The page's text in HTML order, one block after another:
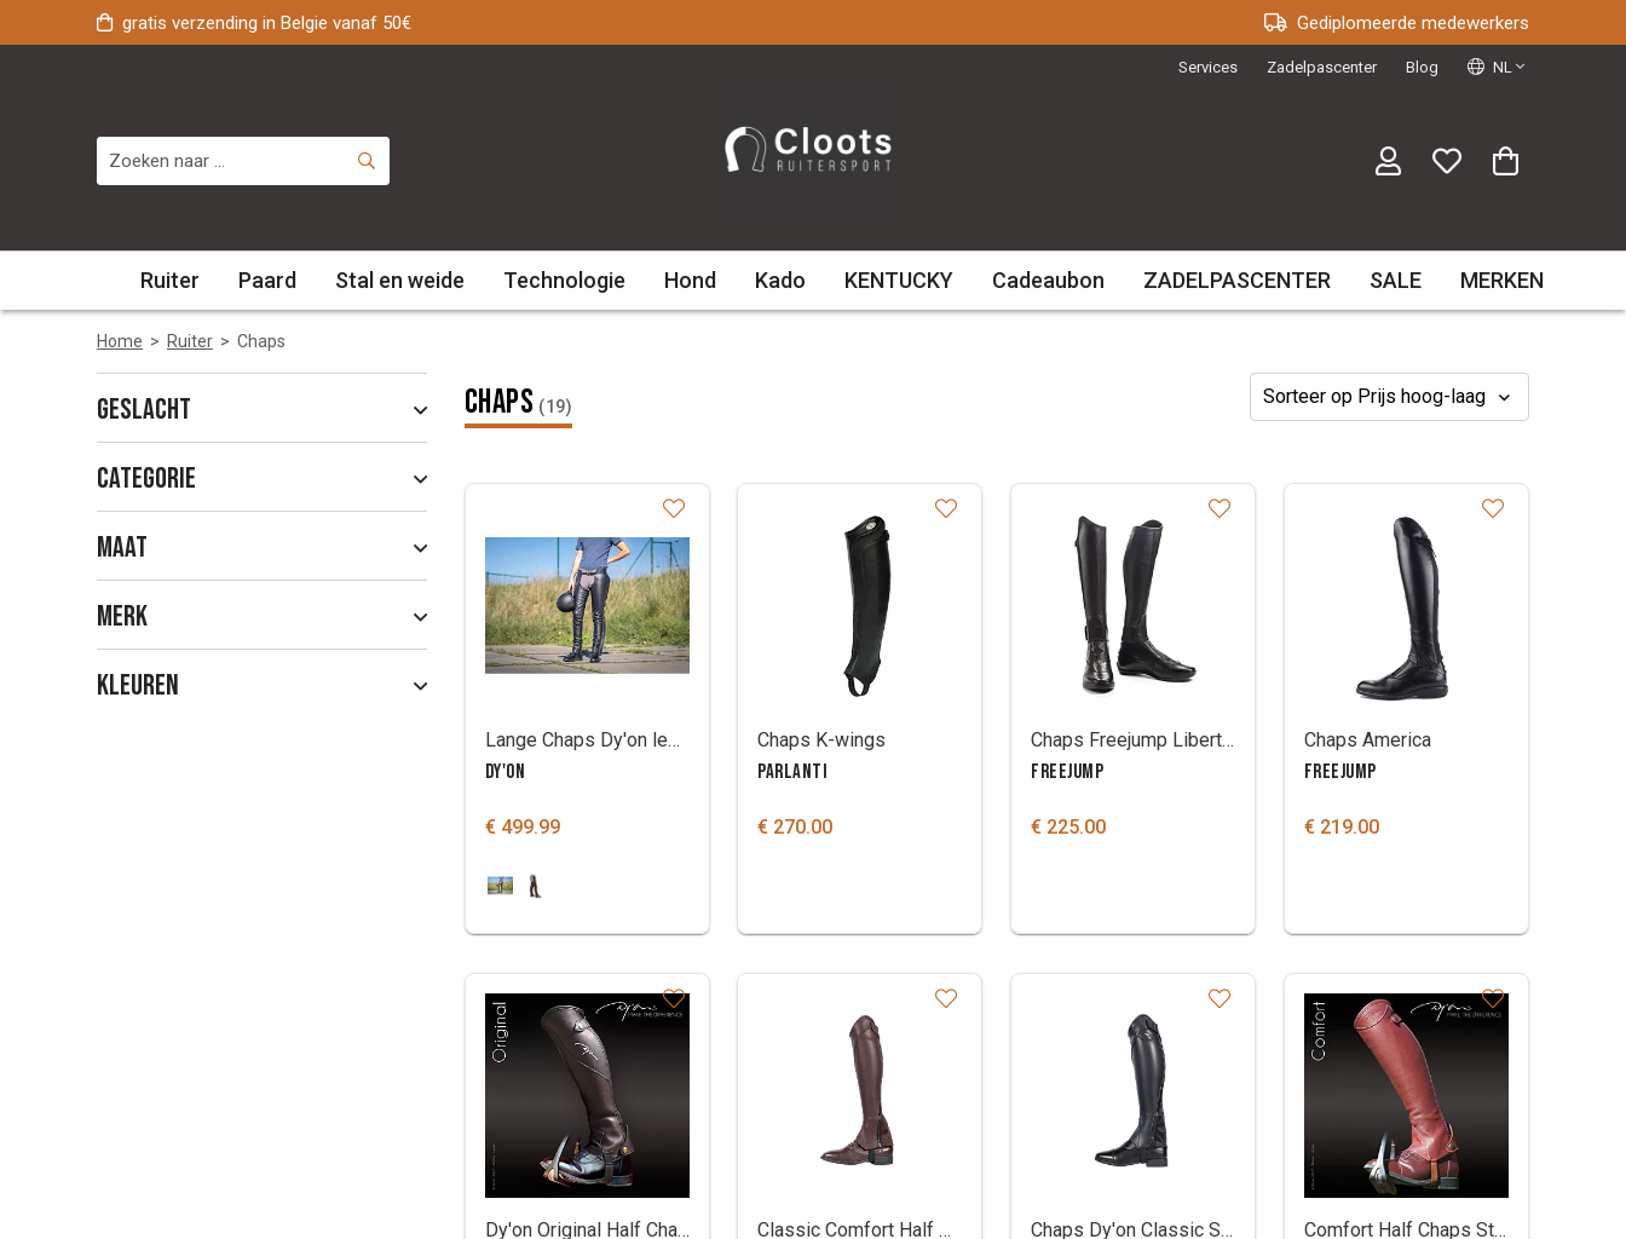
gratis verzending in Belgie vanaf 50€ Gediplomeerde medewerkers
Services Zadelpascenter Blog NL
Ruiter Paard Stal en weide Technologie Hond Kado KENTUCKY Cadeaubon ZADELPASCENTER SALE MERKEN
Home > Ruiter > Chaps
Geslacht
Categorie
Maat
Merk
Kleuren
Chaps (19)
Lange Chaps Dy'on leder
DY'ON
€ 499.99
Chaps K-wings
PARLANTI
€ 270.00
Chaps Freejump Liberty Plus
FREEJUMP
€ 225.00
Chaps America
FREEJUMP
€ 219.00
Dy'on Original Half Chaps Classic Comfort Half Chaps Standard size Chaps Dy'on Classic Show Comfort Half Chaps Standard Size